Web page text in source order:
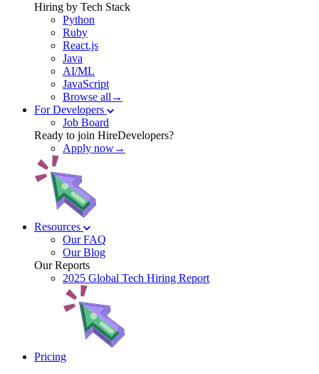
Hiring by Tech Stack
Python
Ruby
React.js
Java
AI/ML
JavaScript
Browse all→
For Developers
Job Board
Ready to join HireDevelopers?
Apply now→
Resources
Our FAQ
Our Blog
Our Reports
2025 Global Tech Hiring Report
Pricing